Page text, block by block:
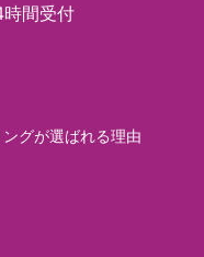
間受付
グが選ばれる理由